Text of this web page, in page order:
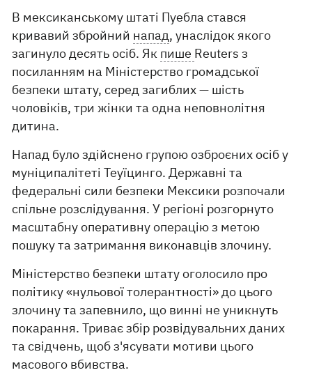
В мексиканському штаті Пуебла стався
кривавий збройний напад, унаслідок якого
загинуло десять осіб. Як пише Reuters з
посиланням на Міністерство громадської
безпеки штату, серед загиблих — шість
чоловіків, три жінки та одна неповнолітня
дитина.
Напад було здійснено групою озброєних осіб у
муніципалітеті Теуїцинго. Державні та
федеральні сили безпеки Мексики розпочали
спільне розслідування. У регіоні розгорнуто
масштабну оперативну операцію з метою
пошуку та затримання виконавців злочину.
Міністерство безпеки штату оголосило про
політику «нульової толерантності» до цього
злочину та запевнило, що винні не уникнуть
покарання. Триває збір розвідувальних даних
та свідчень, щоб з'ясувати мотиви цього
масового вбивства.